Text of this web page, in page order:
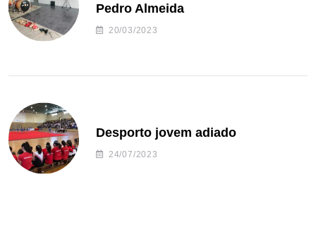
Pedro Almeida
20/03/2023
Desporto jovem adiado
24/07/2023